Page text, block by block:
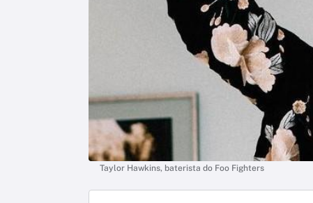
Taylor Hawkins, baterista do Foo Fighters